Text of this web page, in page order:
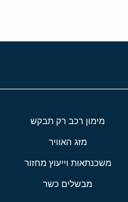
מימון רכב רק תבקש
מזג האוויר
משכנתאות וייעוץ מחזור
מבשלים כשר